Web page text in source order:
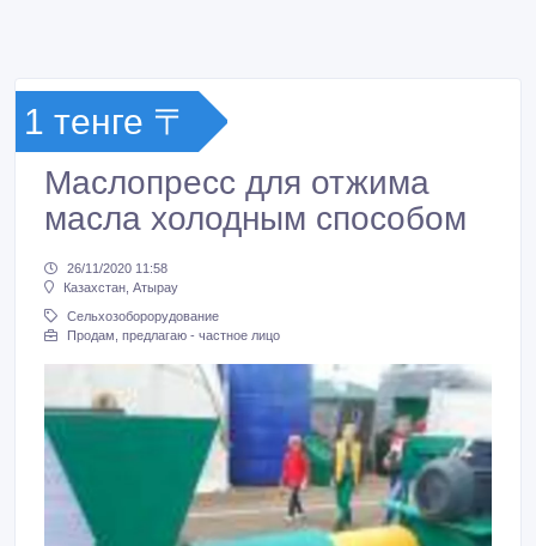
1 тенге 〒
Маслопресс для отжима
масла холодным способом
26/11/2020 11:58
Казахстан, Атырау
Сельхозоборорудование
Продам, предлагаю - частное лицо